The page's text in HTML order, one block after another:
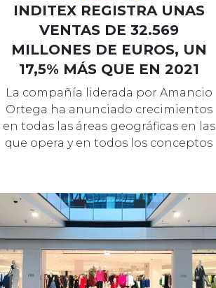
INDITEX REGISTRA UNAS
VENTAS DE 32.569
MILLONES DE EUROS, UN
17,5% MÁS QUE EN 2021
La compañía liderada por Amancio
Ortega ha anunciado crecimientos
en todas las áreas geográficas en las
que opera y en todos los conceptos